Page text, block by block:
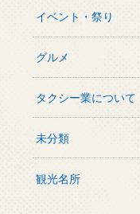
イベント・祭り
グルメ
タクシー業について
未分類
観光名所